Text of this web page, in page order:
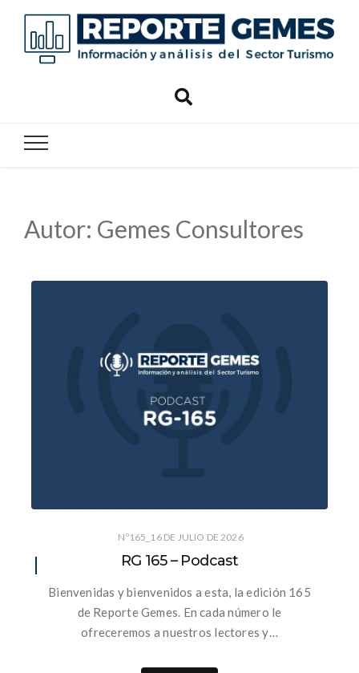
Autor: Gemes Consultores
Nº165_16 DE JULIO DE 2026
RG 165 – Podcast
Bienvenidas y bienvenidos a esta, la edición 165
de Reporte Gemes. En cada número le
ofreceremos a nuestros lectores y…